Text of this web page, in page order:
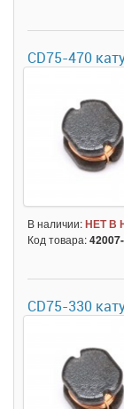
CD75-470
В наличии:НЕТ В
Код товара:
CD75-330